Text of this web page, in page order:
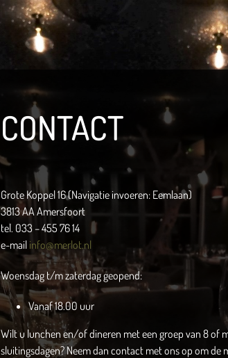
CONTACT
Grote Koppel 16 (Navigatie invoeren: Eemlaan)
3813 AA Amersfoort
tel. 033 – 455 76 14
e-mail info@merlot.nl
Woensdag t/m zaterdag geopend:
Vanaf 18.00 uur
Wilt u lunchen en/of dineren met een groep van 8 of
sluitingsdagen? Neem dan contact met ons op om de